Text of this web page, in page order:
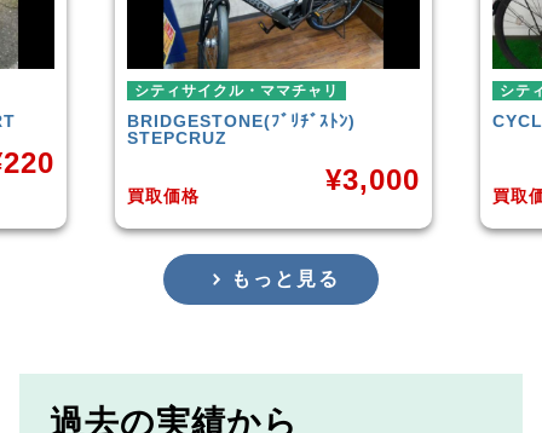
シティサイクル・ママチャリ
CYCLE OLYNPICDIVIDE
買取価格
¥1,000
ミニ
シテ
買取
もっと見る
過去の実績から